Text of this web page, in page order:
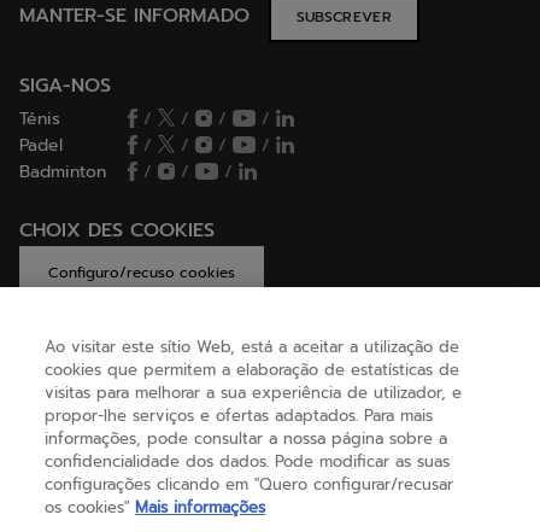
MANTER-SE INFORMADO SUBSCREVER
SIGA-NOS
Ténis / / /
/
Padel
/ / /
/
Badminton
/ / /
CHOIX DES COOKIES
Configuro/recuso cookies
AJUDA
SOBRE NÓS
Ao visitar este sítio Web, está a aceitar a utilização de
cookies que permitem a elaboração de estatísticas de
visitas para melhorar a sua experiência de utilizador, e
propor-lhe serviços e ofertas adaptados. Para mais
informações, pode consultar a nossa página sobre a
confidencialidade dos dados. Pode modificar as suas
configurações clicando em "Quero configurar/recusar
os cookies" Mais informações